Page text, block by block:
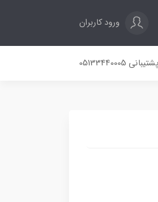
ورود کاربران
پشتیبانی 05133440005